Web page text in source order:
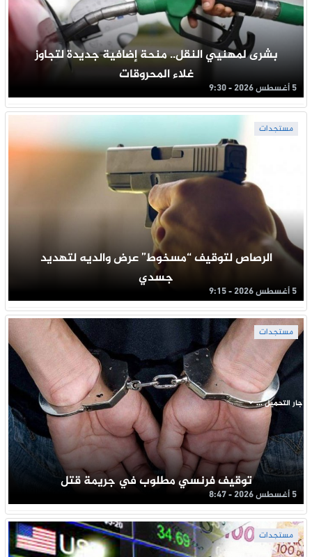
بشرى لمهنيي النقل.. منحة إضافية جديدة لتجاوز
غلاء المحروقات
5 أغسطس 2026 - 9:30
مستجدات
الرصاص لتوقيف “مسخوط” عرض والديه لتهديد
جسدي
5 أغسطس 2026 - 9:15
مستجدات
توقيف فرنسي مطلوب في جريمة قتل
5 أغسطس 2026 - 8:47
مستجدات
جار التحميل ...